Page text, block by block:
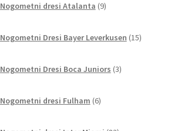
Nogometni dresi Atalanta 9izdelkov
Nogometni Dresi Bayer Leverkusen 15izdelkov
Nogometni Dresi Boca Juniors 3izdelki
Nogometni dresi Fulham 6izdelkov